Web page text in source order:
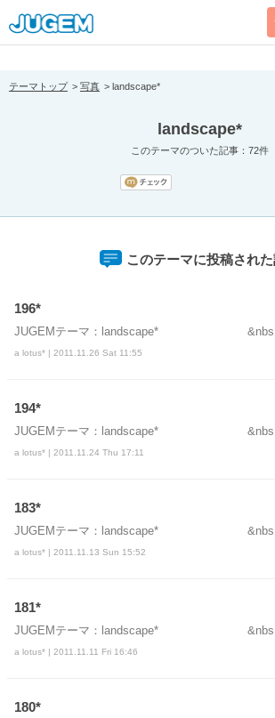
[pear_error: message="Success" code=0
prefix="" info=""]
テーマトップ 写真 landscape*
landscape*
このテーマのついた記事：72件
このテーマに投稿され
196*
JUGEMテーマ：landscape*
a lotus* | 2011.11.26 Sat 11:55
194*
JUGEMテーマ：landscape*
a lotus* | 2011.11.24 Thu 17:11
183*
JUGEMテーマ：landscape*
a lotus* | 2011.11.13 Sun 15:52
181*
JUGEMテーマ：landscape*
a lotus* | 2011.11.11 Fri 16:46
180*